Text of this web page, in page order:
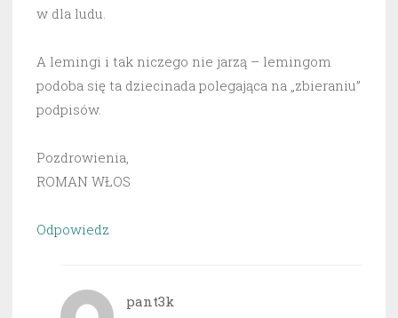
w dla ludu.
A lemingi i tak niczego nie jarzą – lemingom
podoba się ta dziecinada polegająca na „zbieraniu”
podpisów.
Pozdrowienia,
ROMAN WŁOS
Odpowiedz
pant3k